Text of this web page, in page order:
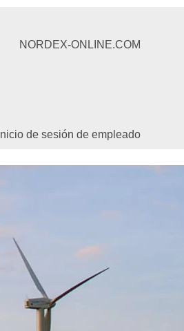
NORDEX-ONLINE.COM
Inicio de sesión de empleado